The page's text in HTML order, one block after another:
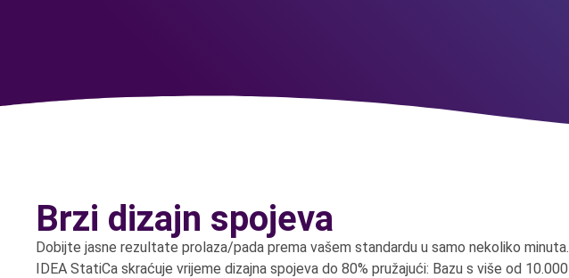
Brzi dizajn spojeva
Dobijte jasne rezultate prolaza/pada prema vašem standardu u samo nekoliko minuta.
IDEA StatiCa skraćuje vrijeme dizajna spojeva do 80% pružajući: Bazu s više od 10.000